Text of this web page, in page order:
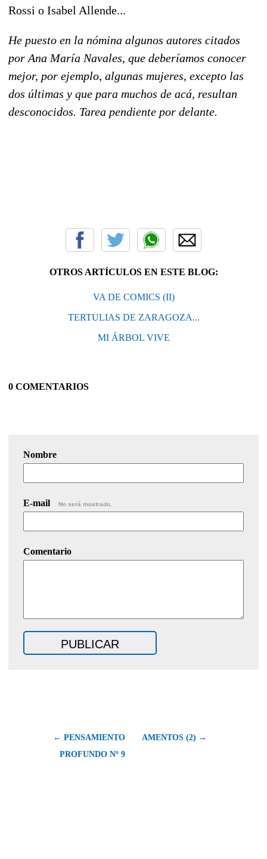
Rossi o Isabel Allende...
He puesto en la nómina algunos autores citados
por Ana María Navales, que deberíamos conocer
mejor, por ejemplo, algunas mujeres, excepto las
dos últimas y que para muchos de acá, resultan
desconocidos. Tarea pendiente por delante.
OTROS ARTÍCULOS EN ESTE BLOG:
VA DE COMICS (II)
TERTULIAS DE ZARAGOZA...
MI ÁRBOL VIVE
0 COMENTARIOS
Nombre
E-mail No será mostrado.
Comentario
← PENSAMIENTO
PROFUNDO Nº 9
AMENTOS (2) →